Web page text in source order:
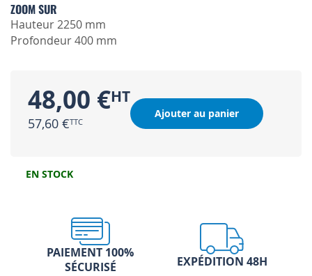
ZOOM SUR
Hauteur 2250 mm
Profondeur 400 mm
48,00 €
57,60 €
Ajouter au panier
EN STOCK
PAIEMENT 100%
SÉCURISÉ
EXPÉDITION 48H